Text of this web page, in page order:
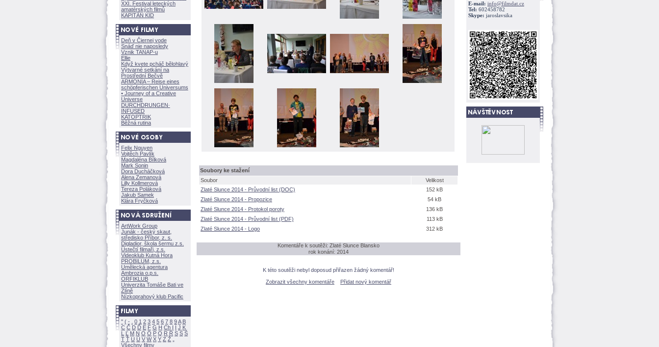
XXI. Festival leteckých
amatérských filmů
KAPITÁN KID
Deň v Čiernej vode
Snáď nie naposledy
Vznik TANAP-u
Ellie
Když kvete pcháč bělohlavý
Výtvarné setkání na
Prostřední Bečvě
ARMONÍA – Reise eines
schöpferischen Universums
• Journey of a Creative
Universe
DURCHDRUNGEN·
INFUSED
KATOPTRIK
Běžná rutina
Felix Nguyen
Vojtěch Pavlík
Magdaléna Bílkov
Mark Sonin
Dora Ducháčkov
Alena Zemanov
Lilly Kollmerov
Tereza Polákov
Jakub Samek
Klára Fryčkov
ArtWork Group
Junák - český skaut,
středisko Příbor, z. s.
Digladior, škola šermu z.s.
Ústečtí filmaři, z.s.
Videoklub Kutná Hora
PROBILUM, z.s.
Umělecká agentura
Ambrozia o.p.s.
ORFIKLUB
Univerzita Tomáše Bati ve
Zlíně
Nízkoprahový klub Pacific
" ( - 0 1 2 3 4 5 6 7 8 9A B
C Č D Ď E F G H Ch I Í J K
L
Ľ M N O Ó P Q R Ř S Ś
T Ť U Ú V W X Y Z
Všechny filmy
Soubory ke stažení
Soubor
Velikost
Zlaté Slunce 2014 - Průvodní list (DOC)
152 kB
Zlaté Slunce 2014 - Propozice
54 kB
Zlaté Slunce 2014 - Protokol poroty
136 kB
Zlaté Slunce 2014 - Průvodní list (PDF)
113 kB
Zlaté Slunce 2014 - Logo
312 kB
Komentáře k soutěži: Zlaté Slunce Blansko
rok konání: 2014
K této soutěži nebyl doposud přiřazen žádný komentář!
Zobrazit všechny komentáře
Přidat nový komentář
E-mail: info@filmdat.cz
Tel: 602458782
Skype: jaroslavsika